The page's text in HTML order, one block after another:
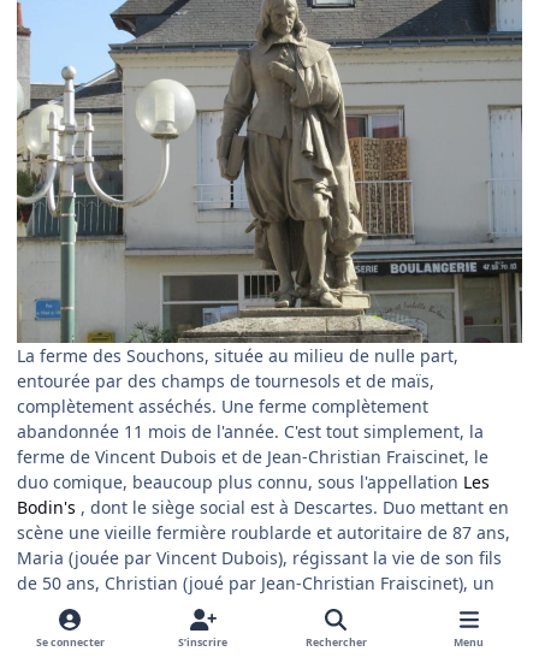
La ferme des Souchons, située au milieu de nulle part,
entourée par des champs de tournesols et de maïs,
complètement asséchés. Une ferme complètement
abandonnée 11 mois de l'année. C'est tout simplement, la
ferme de Vincent Dubois et de Jean-Christian Fraiscinet, le
duo comique, beaucoup plus connu, sous l'appellation Les
Bodin's , dont le siège social est à Descartes. Duo mettant en
scène une vieille fermière roublarde et autoritaire de 87 ans,
Maria (jouée par Vincent Dubois), régissant la vie de son fils
de 50 ans, Christian (joué par Jean-Christian Fraiscinet), un
vieux garçon débonnaire. C'est en effet ici qu'à lieu tous les
mois de juillet, depuis déjà 13 ans, le spectacle (nocturne) en
Se connecter S’inscrire Rechercher Menu